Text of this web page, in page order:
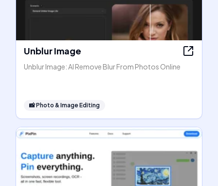
Unblur Image
Unblur Image: AI Remove Blur From Photos Online
📸Photo & Image Editing